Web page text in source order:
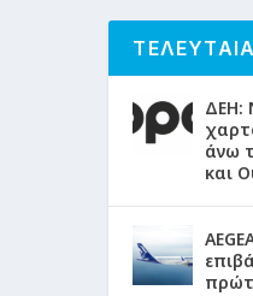
ΔΕΗ:
άνω
και